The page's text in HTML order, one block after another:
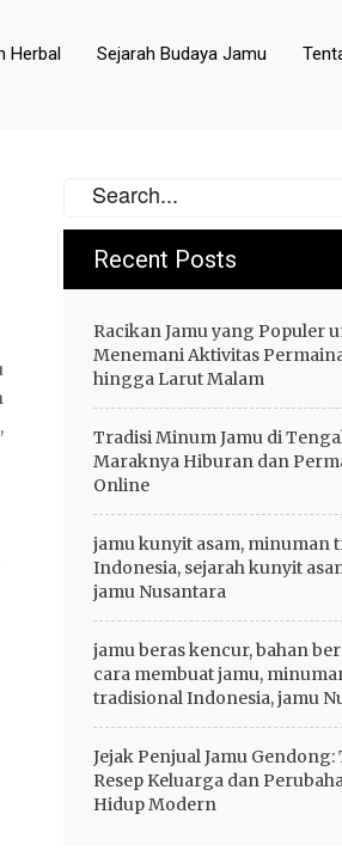
Herbal Sejarah Budaya Jamu
Recent Posts
Racikan Jamu yang Populer
Menemani Aktivitas
hingga Larut Malam
Tradisi Minum Jamu di
Maraknya Hiburan dan
Online
jamu kunyit asam, minuman
Indonesia, sejarah kunyit
jamu Nusantara
jamu beras kencur, bahan
cara membuat jamu,
tradisional Indonesia, jamu
Jejak Penjual Jamu Gendong:
Resep Keluarga dan
Hidup Modern